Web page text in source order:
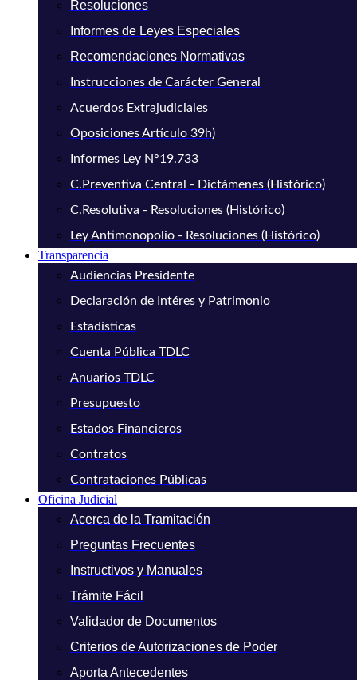
Resoluciones
Informes de Leyes Especiales
Recomendaciones Normativas
Instrucciones de Carácter General
Acuerdos Extrajudiciales
Oposiciones Artículo 39h)
Informes Ley N°19.733
C.Preventiva Central - Dictámenes (Histórico)
C.Resolutiva - Resoluciones (Histórico)
Ley Antimonopolio - Resoluciones (Histórico)
Transparencia
Audiencias Presidente
Declaración de Intéres y Patrimonio
Estadísticas
Cuenta Pública TDLC
Anuarios TDLC
Presupuesto
Estados Financieros
Contratos
Contrataciones Públicas
Oficina Judicial
Acerca de la Tramitación
Preguntas Frecuentes
Instructivos y Manuales
Trámite Fácil
Validador de Documentos
Criterios de Autorizaciones de Poder
Aporta Antecedentes